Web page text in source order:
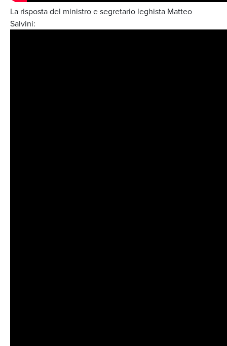
La risposta del ministro e segretario leghista Matteo
Salvini: